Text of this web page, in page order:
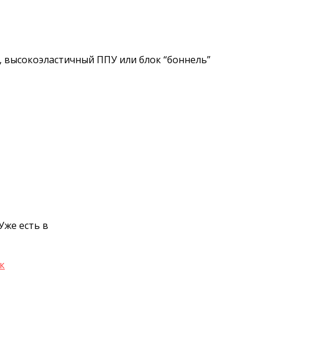
ППУ или блок “боннель”
есть в